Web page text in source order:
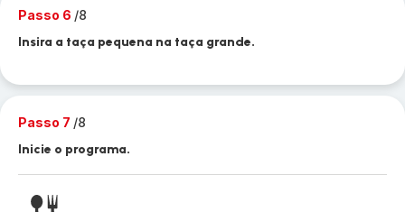
Passo 6 /8
Insira a taça pequena na taça grande.
Passo 7 /8
Inicie o programa.